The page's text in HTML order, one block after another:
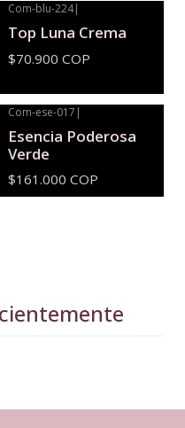
Com-blu-224|
Top Luna Crema
$70.900 COP
Com-ese-017 |
Esencia Poderosa
Verde
$161.000 COP